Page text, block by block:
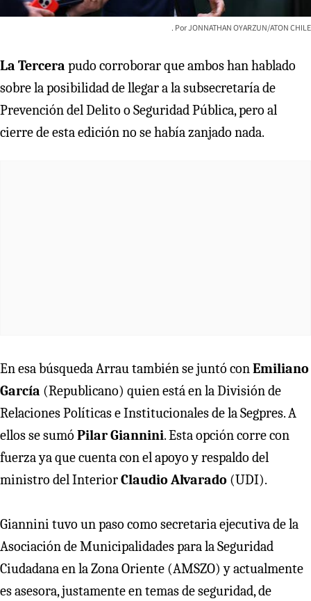
JONNATHAN OYARZUN/ATON CHILE
La Tercera pudo corroborar que ambos han hablado
sobre la posibilidad de llegar a la subsecretaría de
Prevención del Delito o Seguridad Pública, pero al
cierre de esta edición no se había zanjado nada.
En esa búsqueda Arrau también se juntó conEmiliano
García (Republicano) quien está en la División de
Relaciones Políticas e Institucionales de la Segpres. A
ellos se sumó Pilar Giannini. Esta opción corre con
fuerza ya que cuenta con el apoyo y respaldo del
ministro del InteriorClaudio Alvarado (UDI).
Giannini tuvo un paso como secretaria ejecutiva de la
Asociación de Municipalidades para la Seguridad
Ciudadana en la Zona Oriente (AMSZO) y actualmente
es asesora, justamente en temas de seguridad, de